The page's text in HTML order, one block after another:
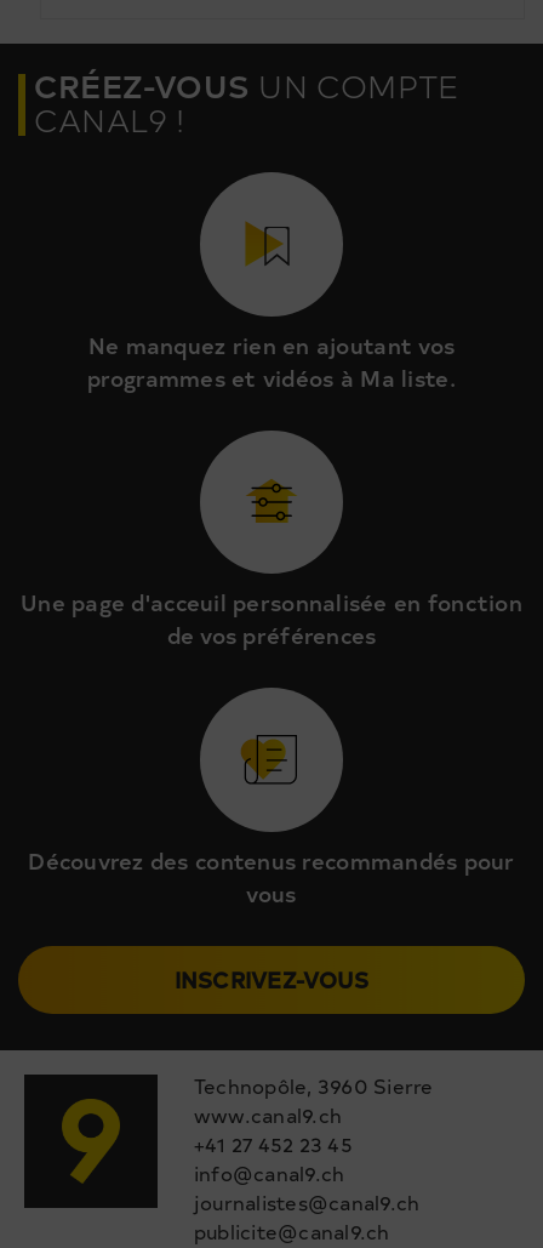
CRÉEZ-VOUS UN COMPTE
CANAL9 !
Ne manquez rien en ajoutant vos
programmes et vidéos à Ma liste.
Une page d'acceuil personnalisée en fonction
de vos préférences
Découvrez des contenus recommandés pour
vous
INSCRIVEZ-VOUS
Technopôle, 3960 Sierre
www.canal9.ch
+41 27 452 23 45
info@canal9.ch
journalistes@canal9.ch
publicite@canal9.ch